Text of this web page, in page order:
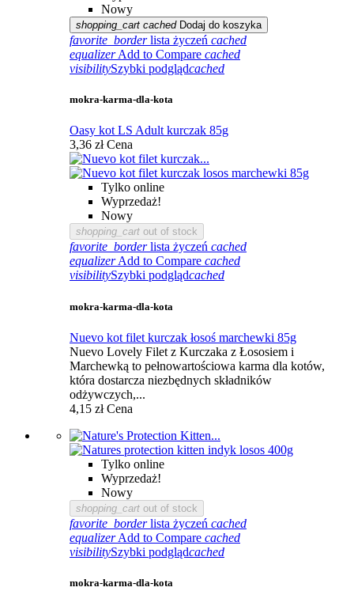
Nowy
shopping_cart cached Dodaj do koszyka
favorite_border lista życzeń cached
equalizer Add to Compare cached
visibilitySzybki podglądcached
mokra-karma-dla-kota
Oasy kot LS Adult kurczak 85g
3,36 zł Cena
Tylko online
Wyprzedaż!
Nowy
shopping_cart out of stock
favorite_border lista życzeń cached
equalizer Add to Compare cached
visibilitySzybki podglądcached
mokra-karma-dla-kota
Nuevo kot filet kurczak łosoś marchewki 85g
Nuevo Lovely Filet z Kurczaka z Łososiem i
Marchewką to pełnowartościowa karma dla kotów,
która dostarcza niezbędnych składników
odżywczych,...
4,15 zł Cena
Tylko online
Wyprzedaż!
Nowy
shopping_cart out of stock
favorite_border lista życzeń cached
equalizer Add to Compare cached
visibilitySzybki podglądcached
mokra-karma-dla-kota